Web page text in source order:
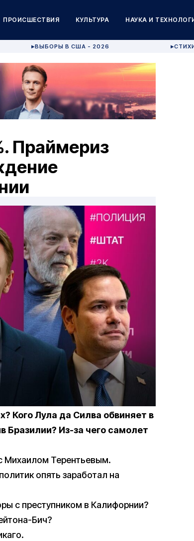
ПРОИСШЕСТВИЯ КУЛЬТУРА НАУКА И
▶ВЫБОРЫ В США - 2026 ▶
Праймериз
Кого Лула да Силва обвиняет в
Из-за чего самолет
Михаилом Терентьевым.
опять заработал на
с преступником в Калифорнии?
Бич?